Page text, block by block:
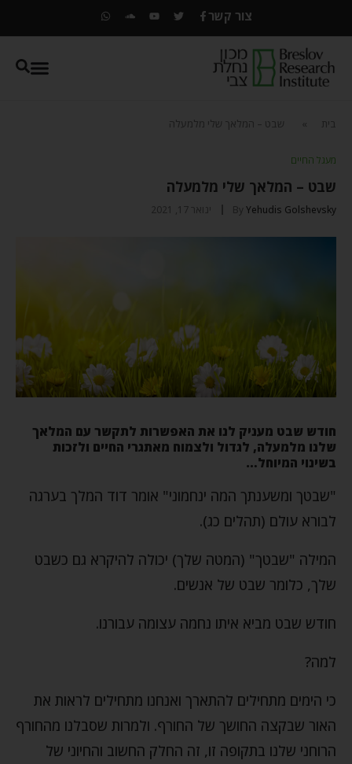
צור קשר
בית שבט – המלאך שלי מלמעלה
מעגל החיים
שבט – המלאך שלי מלמעלה
By Yehudis Golshevsky ינואר 17, 2021
חודש שבט מעניק לנו את האפשרות לתקשר עם המלאך
שלנו מלמעלה, לגדול ולצמוח מאתגרי החיים ולזכות
בשינוי המיוחל…
"שבטך ומשענתך המה ינחמוני" אומר דוד המלך בערגה
לבורא עולם (תהלים כג).
המילה "שבטך" (המטה שלך) יכולה להיקרא גם כשבט
שלך, כלומר שבט של אנשים.
חודש שבט מביא איתו נחמה עצומה עבורנו.
למה?
כי הימים מתחילים להתארך ואנחנו מתחילים לראות את
האור שבקצה החושך של החורף. ולמרות שסבלנו מהחורף
הרוחני שלנו בתקופה זו, זה החלק החשוב והחיוני של